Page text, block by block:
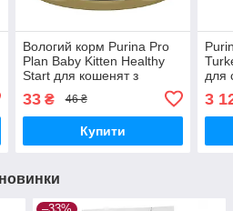
Вологий корм Purina Pro
Plan Baby Kitten Healthy
Start для кошенят з
33₴ 46 ₴
Купити
для
3